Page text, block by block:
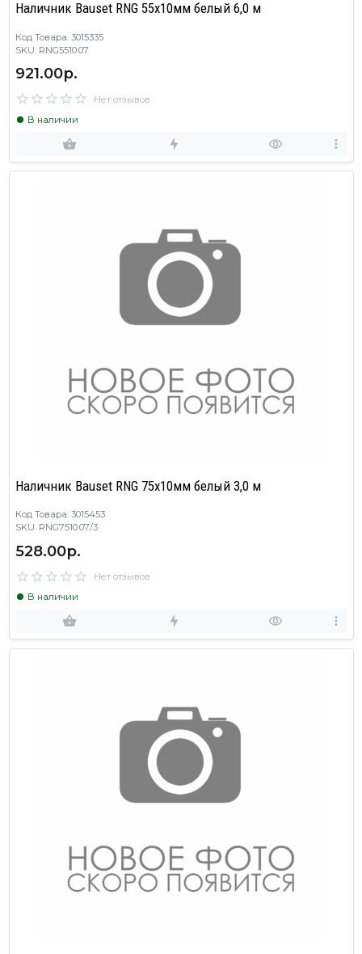
Наличник Bauset RNG 55х10мм белый 6,0 м
Код Товара: 3015335
SKU: RNG5510.07
921.00р.
Нет отзывов
В наличии
Наличник Bauset RNG 75х10мм белый 3,0 м
Код Товара: 3015453
SKU: RNG7510.07/3
528.00р.
Нет отзывов
В наличии